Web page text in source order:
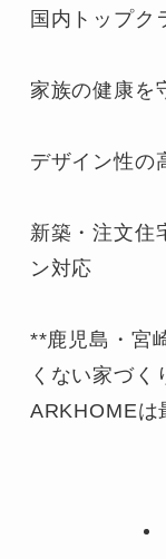
国内トップク
家族の健康を
デザイン性の
新築・注文住
ン対応
**鹿児島・宮
くない家づく
ARKHOMEは